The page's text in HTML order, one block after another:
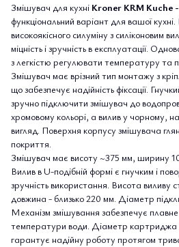
Змішувач для кухні Kroner KRM Kuche
функціональний варіант для вашої
високоякісного силуміну з силіконовим
міцність і зручність в експлуатації.
з легкістю регулювати температуру та
Змішувач має врізний тип монтажу з
що забезпечує надійність фіксації.
зручно підключити змішувач до
хромовому кольорі, а вилив у чорному,
вигляд. Поверхня корпусу змішувача
покриття.
Змішувач має висоту ~375 мм, ширину
Вилив в U-подібній формі є гнучким і
зручність використання. Висота виливу
довжина - близько 220 мм. Діаметр
Механізм змішування забезпечує
температури води. Діаметр картриджа
гарантує надійну роботу протягом